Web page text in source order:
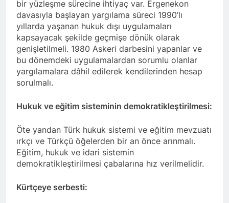
PAR ve Mart 2024 yerel
seçimleri’ konulu toplantıya
katıldı.
2 Yıl Ago
HAK-PAR’ın 2024 Yerel
Seçim Bildirgesi:
2 Yıl Ago
HAK-PAR Kızıltepe ilçe
teşkilatının açılışı yapıldı
PAR em soz didin ku bi
feraseta ‘Şaredariya
rêveberiyên herêmî de
xebateke mînak bidin
meşandin.
HAK-PAR Genel başkanı
Düzgün Kaplan, Dersim’de
işçi Zülfü Çelikdemir’in
cenaze törenine katıldı.
2 Yıl Ago
HAK-PAR Diyarbakır
Büyükşehir Belediye Başkan
bir yüzleşme sürecine ihtiyaç var. Ergenekon
davasıyla başlayan yargılama süreci 1990’lı
yıllarda yaşanan hukuk dışı uygulamaları
kapsayacak şekilde geçmişe dönük olarak
genişletilmeli. 1980 Askeri darbesini yapanlar ve
bu dönemdeki uygulamalardan sorumlu olanlar
yargılamalara dâhil edilerek kendilerinden hesap
sorulmalı.
Hukuk ve eğitim sisteminin demokratikleştirilmesi:
Öte yandan Türk hukuk sistemi ve eğitim mevzuatı
ırkçı ve Türkçü öğelerden bir an önce arınmalı.
Eğitim, hukuk ve idari sistemin
demokratikleştirilmesi çabalarına hız verilmelidir.
Kürtçeye serbesti: